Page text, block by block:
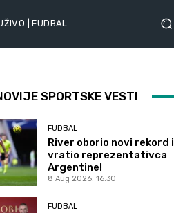
| FUDBAL
SPORTSKE VESTI
FUDBAL
River oborio novi rekord i
vratio reprezentativca
Argentine!
8 Aug 2026. 16:30
FUDBAL